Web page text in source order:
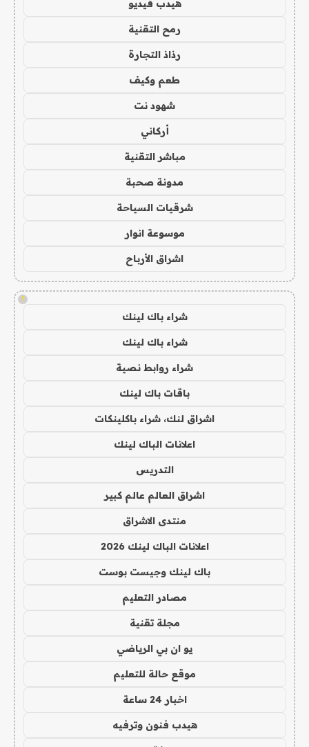
هيدب فيديو
رمح التقنية
رذاذ التجارة
طعم وكيف
شهود نت
أركاني
مباشر التقنية
مدونة صحبة
شرقيات السياحة
موسوعة انوار
اشراق الأرباح
!
شراء باك لينك
شراء باك لينك
شراء روابط نصية
باقات باك لينك
اشراق لنك، شراء باكلينكات
اعلانات الباك لينك
التدريس
اشراق العالم عالم كبير
منتدى الاشراق
اعلانات الباك لينك 2026
باك لينك وجيست بوست
مصادر التعليم
مجلة تقنية
يو ان بي الرياضي
موقع حالة للتعليم
اخبار 24 ساعة
هيدب فنون وترفيه